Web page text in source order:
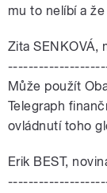
mu to nelíbí a
Zita SENKOVÁ,
Může použít
Telegraph
ovládnutí toho
Erik BEST,